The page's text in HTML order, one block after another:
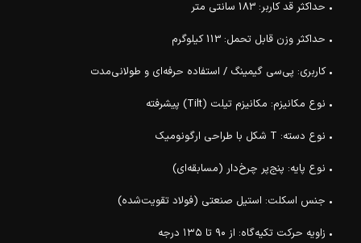
• حداکثر قد کاربر: 183 سانتی متر
• حداکثر وزن قابل تحمل: 113 کیلوگرم
• کاربری: پی‌سی گیمینگ / استفاده حرفه‌ای و طولانی‌مدت
• نوع مکانیزم: مکانیزم تیلت (Tilt) پیشرفته
• نوع دسته: T شکل با طراحی ارگونومیک
• نوع پایه: پنج‌پر چرخ‌دار (مسابقه‌ای)
• جنس اسکلت: استیل صنعتی (فولاد تقویت‌شده)
• زاویه حرکت تکیه‌گاه: از ۹۰ تا ۱۳۵ درجه